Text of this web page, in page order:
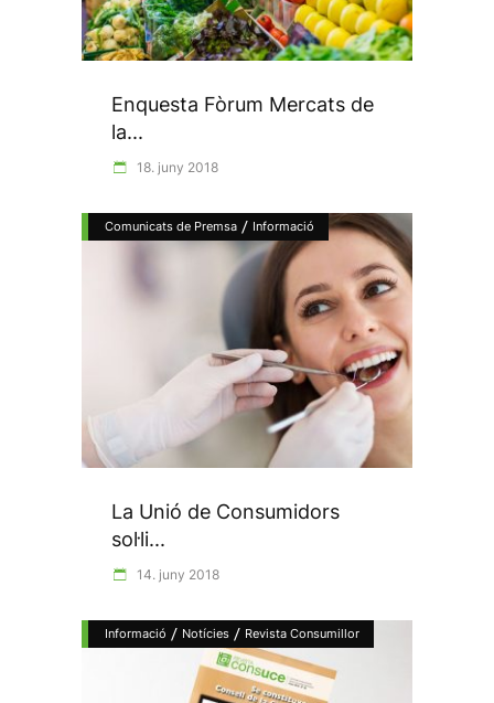
Enquesta Fòrum Mercats de
la...
18. juny 2018
Comunicats de Premsa / Informació
La Unió de Consumidors
sol·li...
14. juny 2018
Informació / Notícies / Revista Consumillor